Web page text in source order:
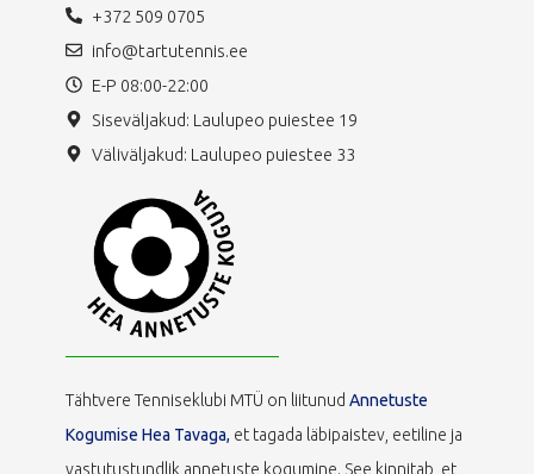
+372 509 0705
info@tartutennis.ee
E-P 08:00-22:00
Siseväljakud: Laulupeo puiestee 19
Väliväljakud: Laulupeo puiestee 33
Tähtvere Tenniseklubi MTÜ on liitunud Annetuste
Kogumise Hea Tavaga, et tagada läbipaistev, eetiline ja
vastutustundlik annetuste kogumine. See kinnitab, et